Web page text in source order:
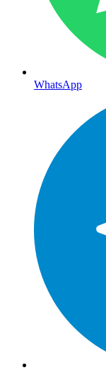
WhatsApp